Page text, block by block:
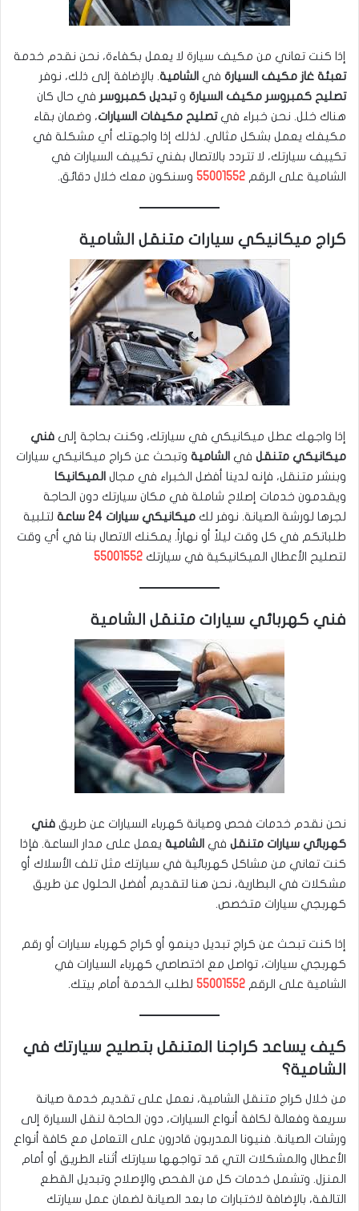
إذا كنت تعاني من مكيف سيارة لا يعمل بكفاءة، نحن نقدم خدمة
تعبئة غاز مكيف السيارة في الشامية. بالإضافة إلى ذلك، نوفر
تصليح كمبروسر مكيف السيارة وتبديل كمبروسر في حال كان
هناك خلل. نحن خبراء فيتصليح مكيفات السيارات، وضمان بقاء
مكيفك يعمل بشكل مثالي. لذلك إذا واجهتك أي مشكلة في
تكييف سيارتك، لا تتردد بالاتصال بفني تكييف السيارات في
الشامية على الرقم 55001552 وسنكون معك خلال دقائق.
كراج ميكانيكي سيارات متنقل الشامية
إذا واجهك عطل ميكانيكي في سيارتك، وكنت بحاجة إلى فني
ميكانيكي متنقل في الشامية وتبحث عن كراج ميكانيكي سيارات
وبنشر متنقل، فإنه لدينا أفضل الخبراء في مجال الميكانيكا
ويقدمون خدمات إصلاح شاملة في مكان سيارتك دون الحاجة
لجرها لورشة الصيانة. نوفر لك ميكانيكي سيارات 24 ساعة
لتلبية
طلباتكم في كل وقت ليلاً أو نهاراً. يمكنك الاتصال بنا في أي وقت
لتصليح الأعطال الميكانيكية في سيارتك 55001552
فني كهربائي سيارات متنقل الشامية
نحن نقدم خدمات فحص وصيانة كهرباء السيارات عن طريق فني
كهربائي سيارات متنقل في الشامية يعمل على مدار الساعة. فإذا
كنت تعاني من مشاكل كهربائية في سيارتك مثل تلف الأسلاك أو
مشكلات في البطارية، نحن هنا لتقديم أفضل الحلول عن طريق
كهربجي سيارات متخصص.
إذا كنت تبحث عن كراج تبديل دينمو أو كراج كهرباء سيارات أو رقم
كهربجي سيارات، تواصل مع اختصاصي كهرباء السيارات في
الشامية على الرقم 55001552 لطلب الخدمة أمام بيتك.
كيف يساعد كراجنا المتنقل بتصليح سيارتك في
الشامية؟
من خلال كراج متنقل الشامية، نعمل على تقديم خدمة صيانة
سريعة وفعالة لكافة أنواع السيارات، دون الحاجة لنقل السيارة إلى
ورشات الصيانة. فنيونا المدربون قادرون على التعامل مع كافة أنواع
الأعطال والمشكلات التي قد تواجهها سيارتك أثناء الطريق أو أمام
المنزل. وتشمل خدمات كل من الفحص والإصلاح وتبديل القطع
التالفة، بالإضافة لاختبارات ما بعد الصيانة لضمان عمل سيارتك